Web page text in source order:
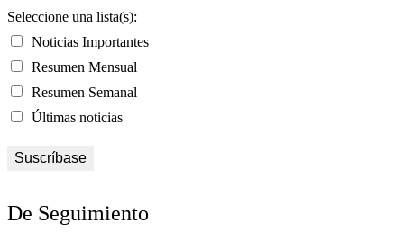
Seleccione una lista(s):
Noticias Importantes
Resumen Mensual
Resumen Semanal
Últimas noticias
De Seguimiento